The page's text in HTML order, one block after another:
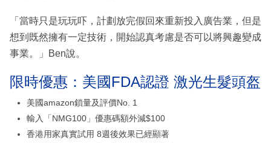
「當時只是玩玩吓，計劃放完假回來重新投入廣告業，但是
想到既然擁有一定技術，開始認真考慮是否可以將興趣變成
事業。」Ben說。
限時優惠：美國FDA認證 激光生髮頭盔
美國amazon鎖量及評價No. 1
輸入「NMG100」優惠碼額外減$100
香港用家真實試用 8週後效果已經顯著